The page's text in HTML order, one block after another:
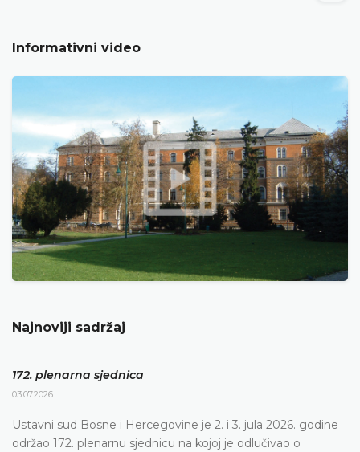
Informativni video
Najnoviji sadržaj
172. plenarna sjednica
03.07.2026.
Ustavni sud Bosne i Hercegovine je 2. i 3. jula 2026. godine
održao 172. plenarnu sjednicu na kojoj je odlučivao o